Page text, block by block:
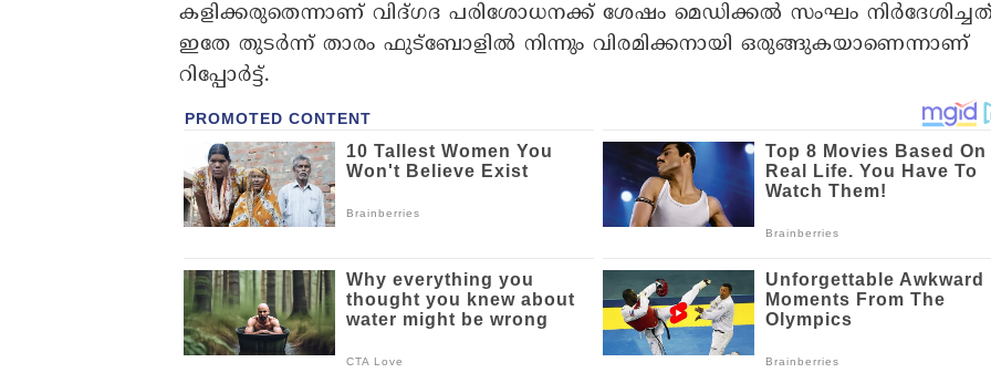
കളിക്കരുതെന്നാണ് വിദ്​ഗദ പരിശോധനക്ക് ശേഷം മെഡിക്കൽ സംഘം
ഇതേ തുടർന്ന് താരം ഫുട്ബോളിൽ നിന്നും വിരമിക്കനായി ഒരുങ്ങുകയാണെന്നാണ്
റിപ്പോർട്ട്.